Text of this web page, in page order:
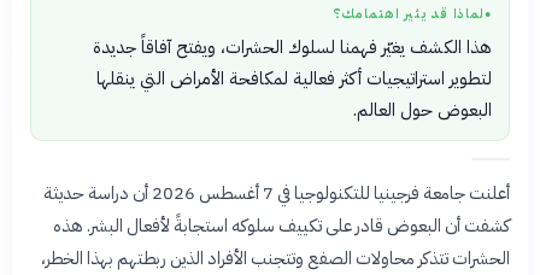
● لماذا قد يثير اهتمامك؟
هذا الكشف يغيّر فهمنا لسلوك الحشرات، ويفتح آفاقاً جديدة
لتطوير استراتيجيات أكثر فعالية لمكافحة الأمراض التي ينقلها
البعوض حول العالم.
أعلنت جامعة فرجينيا للتكنولوجيا في 7 أغسطس 2026 أن دراسة حديثة
كشفت أن البعوض قادر على تكييف سلوكه استجابةً لأفعال البشر. هذه
الحشرات تتذكر محاولات الصفع وتتجنب الأفراد الذين ربطتهم بهذا الخطر،